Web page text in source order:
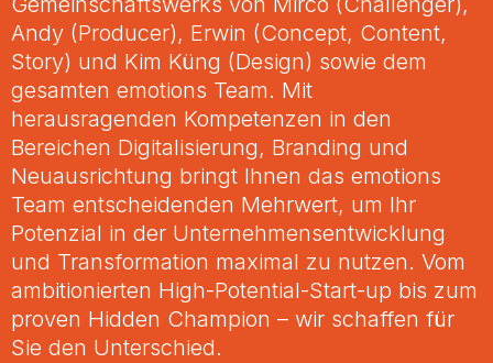
Andy (Producer), Erwin (Concept, Content,
Story) und Kim Küng (Design) sowie dem
gesamten emotions Team. Mit
herausragenden Kompetenzen in den
Bereichen Digitalisierung, Branding und
Neuausrichtung bringt Ihnen das emotions
Team entscheidenden Mehrwert, um Ihr
Potenzial in der Unternehmensentwicklung
und Transformation maximal zu nutzen. Vom
ambitionierten High-Potential-Start-up bis zum
proven Hidden Champion – wir schaffen für
Sie den Unterschied.